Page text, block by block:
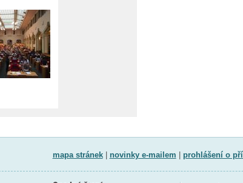
mapa stránek| novinky e-mailem prohlášení o